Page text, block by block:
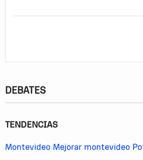
Montevideo no fue proyectada
angostas, en mal estado...como
vuelen.
DEBATES
TENDENCIAS
Montevideo Mejorar montevideo